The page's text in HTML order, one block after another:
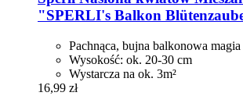
"SPERLI's Balkon
Pachnąca, bujna balkonowa magia
Wysokość: ok. 20-30 cm
Wystarcza na ok. 3m²
16,99 zł